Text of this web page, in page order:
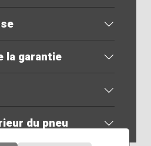
la garantie
du pneu